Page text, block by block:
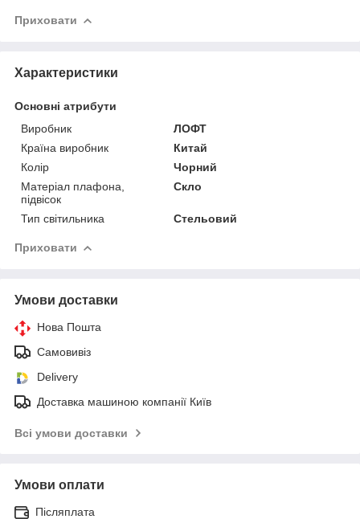
Приховати
Характеристики
Основні атрибути
Виробник
ЛОФТ
Країна виробник
Китай
Колір
Чорний
Матеріал плафона,
підвісок
Скло
Тип світильника Стельовий
Приховати
Умови доставки
Нова Пошта
Самовивіз
Delivery
Доставка машиною компанії Київ
Всі умови доставки
Умови оплати
Післяплата